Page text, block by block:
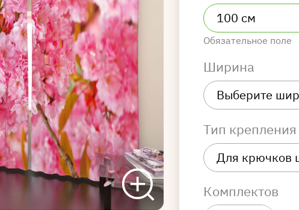
Обязательное поле
Ширина
Тип крепления
Комплектов